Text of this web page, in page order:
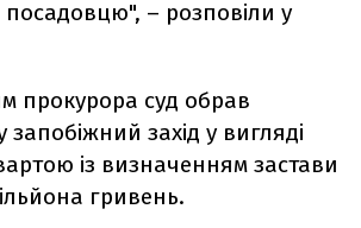
– розповіли у
прокурора суд обрав
захід у вигляді
із визначенням застави
гривень.